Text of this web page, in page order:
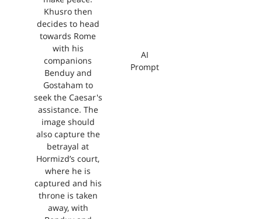
AI
Prompt
Khusro then
decides to head
towards Rome
with his
companions
Benduy and
Gostaham to
seek the Caesar's
assistance. The
image should
also capture the
betrayal at
Hormizd’s court,
where he is
captured and his
throne is taken
away, with